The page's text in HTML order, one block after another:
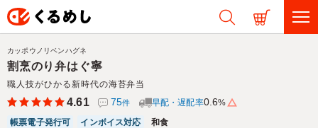
割烹のり弁はぐ寧
職人技がひかる新時代の海苔弁当
カッポウノリベンハグネ
4.61 75件 早配・遅配率0.6%
帳票電子発行可
インボイス対応 和食